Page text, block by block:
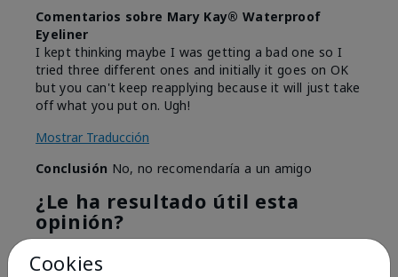
Comentarios sobre Mary Kay® Waterproof
Eyeliner
I kept thinking maybe I was getting a bad one so I
tried three different ones and initially it goes on OK
but you can't keep reapplying because it will just take
off what you put on. Ugh!
Mostrar Traducción
Conclusión No, no recomendaría a un amigo
¿Le ha resultado útil esta
opinión?
8
Cookies